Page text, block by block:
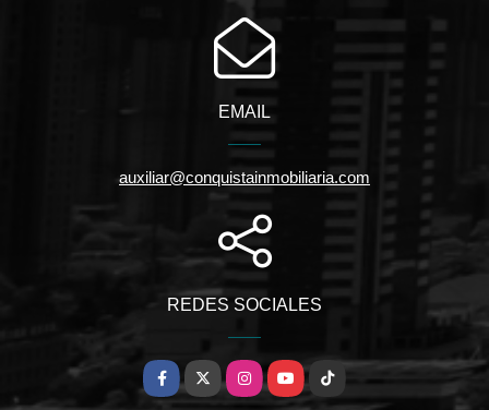
EMAIL
auxiliar@conquistainmobiliaria.com
REDES SOCIALES
Facebook
X InstagramYouTubeTikTok